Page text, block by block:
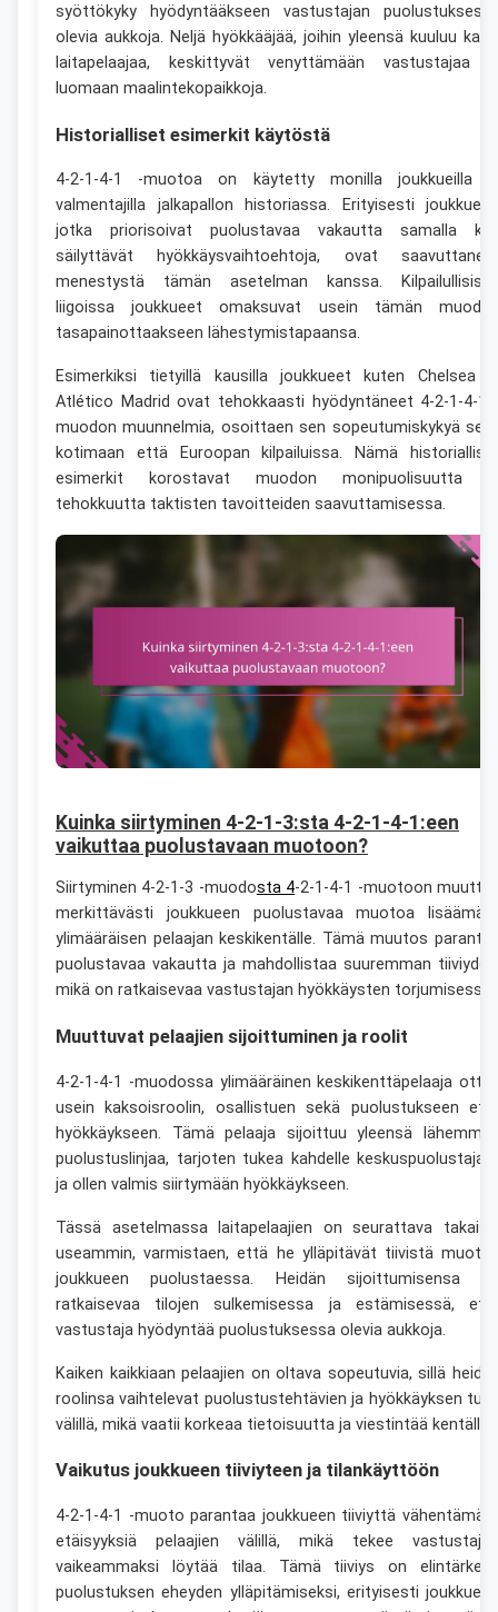
syöttökyky hyödyntääkseen vastustajan
olevia aukkoja. Neljä hyökkääjää, joihin yleensä kuuluu
laitapelaajaa, keskittyvät venyttämään vastustajaa
luomaan maalintekopaikkoja.
Historialliset esimerkit käytöstä
4-2-1-4-1 -muotoa on käytetty monilla joukkueilla
valmentajilla jalkapallon historiassa. Erityisesti
jotka priorisoivat puolustavaa vakautta samalla
säilyttävät hyökkäysvaihtoehtoja, ovat
menestystä tämän asetelman kanssa.
liigoissa joukkueet omaksuvat usein tämän
tasapainottaakseen lähestymistapaansa.
Esimerkiksi tietyillä kausilla joukkueet kuten Chelsea
Atlético Madrid ovat tehokkaasti hyödyntäneet 4-2-1-4-1
muodon muunnelmia, osoittaen sen sopeutumiskykyä
kotimaan että Euroopan kilpailuissa. Nämä
esimerkit korostavat muodon monipuolisuutta
tehokkuutta taktisten tavoitteiden saavuttamisessa.
Kuinka siirtyminen 4-2-1-3:sta 4-2-1-4-1:een
vaikuttaa puolustavaan muotoon?
Siirtyminen 4-2-1-3 -muodosta 4-2-1-4-1 -muotoon
merkittävästi joukkueen puolustavaa muotoa
ylimääräisen pelaajan keskikentälle. Tämä muutos
puolustavaa vakautta ja mahdollistaa suuremman
mikä on ratkaisevaa vastustajan hyökkäysten torjumisessa.
Muuttuvat pelaajien sijoittuminen ja roolit
4-2-1-4-1 -muodossa ylimääräinen keskikenttäpelaaja
usein kaksoisroolin, osallistuen sekä puolustukseen
hyökkäykseen. Tämä pelaaja sijoittuu yleensä
puolustuslinjaa, tarjoten tukea kahdelle
ja ollen valmis siirtymään hyökkäykseen.
Tässä asetelmassa laitapelaajien on seurattava
useammin, varmistaen, että he ylläpitävät tiivistä
joukkueen puolustaessa. Heidän sijoittumisensa
ratkaisevaa tilojen sulkemisessa ja estämisessä,
vastustaja hyödyntää puolustuksessa olevia aukkoja.
Kaiken kaikkiaan pelaajien on oltava sopeutuvia, sillä
roolinsa vaihtelevat puolustustehtävien ja hyökkäyksen
välillä, mikä vaatii korkeaa tietoisuutta ja viestintää kentällä.
Vaikutus joukkueen tiiviyteen ja tilankäyttöön
4-2-1-4-1 -muoto parantaa joukkueen tiiviyttä
etäisyyksiä pelaajien välillä, mikä tekee
vaikeammaksi löytää tilaa. Tämä tiiviys on
puolustuksen eheyden ylläpitämiseksi, erityisesti